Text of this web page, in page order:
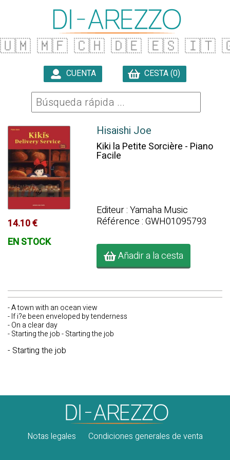
🇺🇲 🇲🇫 🇨🇭 🇩🇪 🇪🇸 🇮🇹
CUENTA CESTA (0)
14.10 €
EN STOCK
Hisaishi Joe
Kiki la Petite Sorcière - Piano
Facile
Editeur : Yamaha Music
Référence : GWH01095793
Añadir a la cesta
- A town with an ocean view
- If i?e been enveloped by tenderness
- On a clear day
- Starting the job - Starting the job
- Starting the job
Notas legales Condiciones generales de venta